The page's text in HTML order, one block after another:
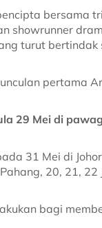
bersama
showrunner
turut bertindak
pertama
29 Mei di
31 Mei di
20, 21, 22
bagi